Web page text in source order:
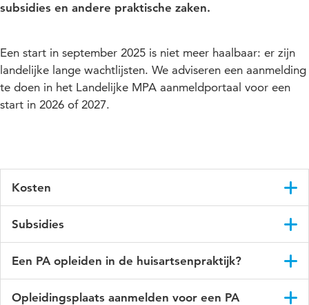
subsidies en andere praktische zaken.
Een start in september 2025 is niet meer haalbaar: er zijn
landelijke lange wachtlijsten. We adviseren een aanmelding
te doen in het Landelijke MPA aanmeldportaal voor een
start in 2026 of 2027.
Kosten
collegegeld en de studiematerialen*.
Het collegegeld is voor de meeste studenten het wettelijke
collegegeld. Studenten die al eerder een bekostigde master
betalen het instellingscollegegeld. Voor hen is geen subsidie
Subsidies
voor de zorgmasters
gerealiseerd. Deze regelingen gelden
alleen voor kandidaten die het wettelijke collegegeld betalen.
Een PA opleiden in de huisartsenpraktijk?
(KOH) kan een aanvullende subsidie worden aangevraagd.
Opleidingsplaats aanmelden voor een PA